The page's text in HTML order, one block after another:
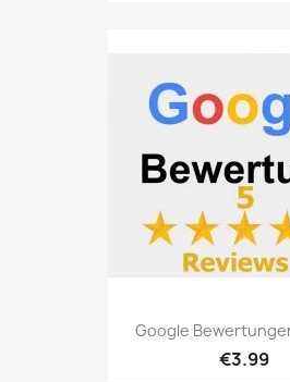
Google
€3.99